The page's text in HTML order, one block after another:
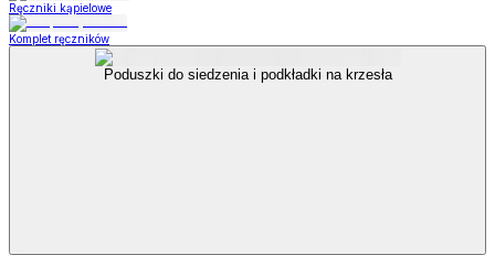
Ręczniki kąpielowe
Komplet ręczników
Poduszki do siedzenia i podkładki na krzesła